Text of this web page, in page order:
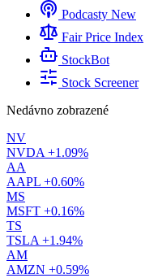
Podcasty New
Fair Price Index
StockBot
Stock Screener
Nedávno zobrazené
NV
NVDA +1.09%
AA
AAPL +0.60%
MS
MSFT +0.16%
TS
TSLA +1.94%
AM
AMZN +0.59%